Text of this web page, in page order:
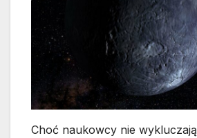
Choć naukowcy nie